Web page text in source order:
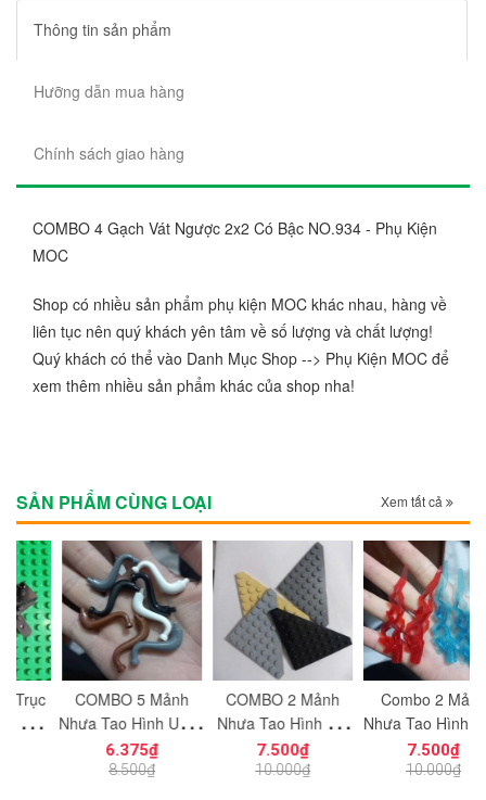
Thông tin sản phẩm
Hưỡng dẫn mua hàng
Chính sách giao hàng
COMBO 4 Gạch Vát Ngược 2x2 Có Bậc NO.934 - Phụ Kiện
MOC
Shop có nhiều sản phẩm phụ kiện MOC khác nhau, hàng về
liên tục nên quý khách yên tâm về số lượng và chất lượng!
Quý khách có thể vào Danh Mục Shop --> Phụ Kiện MOC để
xem thêm nhiều sản phẩm khác của shop nha!
SẢN PHẨM CÙNG LOẠI Xem tất cả
COMBO 5 Mảnh
Nhựa Tạo Hình Uống
Cong Dùng Cho Mô
Hình Nhân Vật Mini
6.375₫
8.500₫
COMBO 2 Mảnh
Nhựa Tạo Hình Vát
Cắt Góc 8x8
NO.1727 Dùng Cho
7.500₫
10.000₫
Combo 2 Mảnh
Nhựa Tạo Hình Hiệu
Ứng Năng Lượng
NO.1726 Dùng
7.500₫
10.000₫